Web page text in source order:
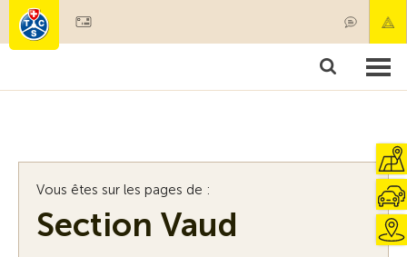
Membres & prestations
Vous êtes sur les pages de :
Section Vaud